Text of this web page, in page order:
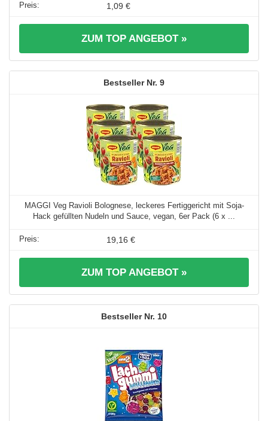
1,09 €
ZUM TOP ANGEBOT »
9
MAGGI Veg Ravioli Bolognese, leckeres Fertiggericht mit Soja-
Hack gefüllten Nudeln und Sauce, vegan, 6er Pack (6 x ...
19,16 €
ZUM TOP ANGEBOT »
10